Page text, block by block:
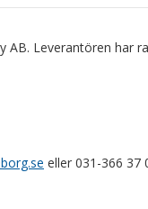
AB. Leverantören har
eller 031-366 37